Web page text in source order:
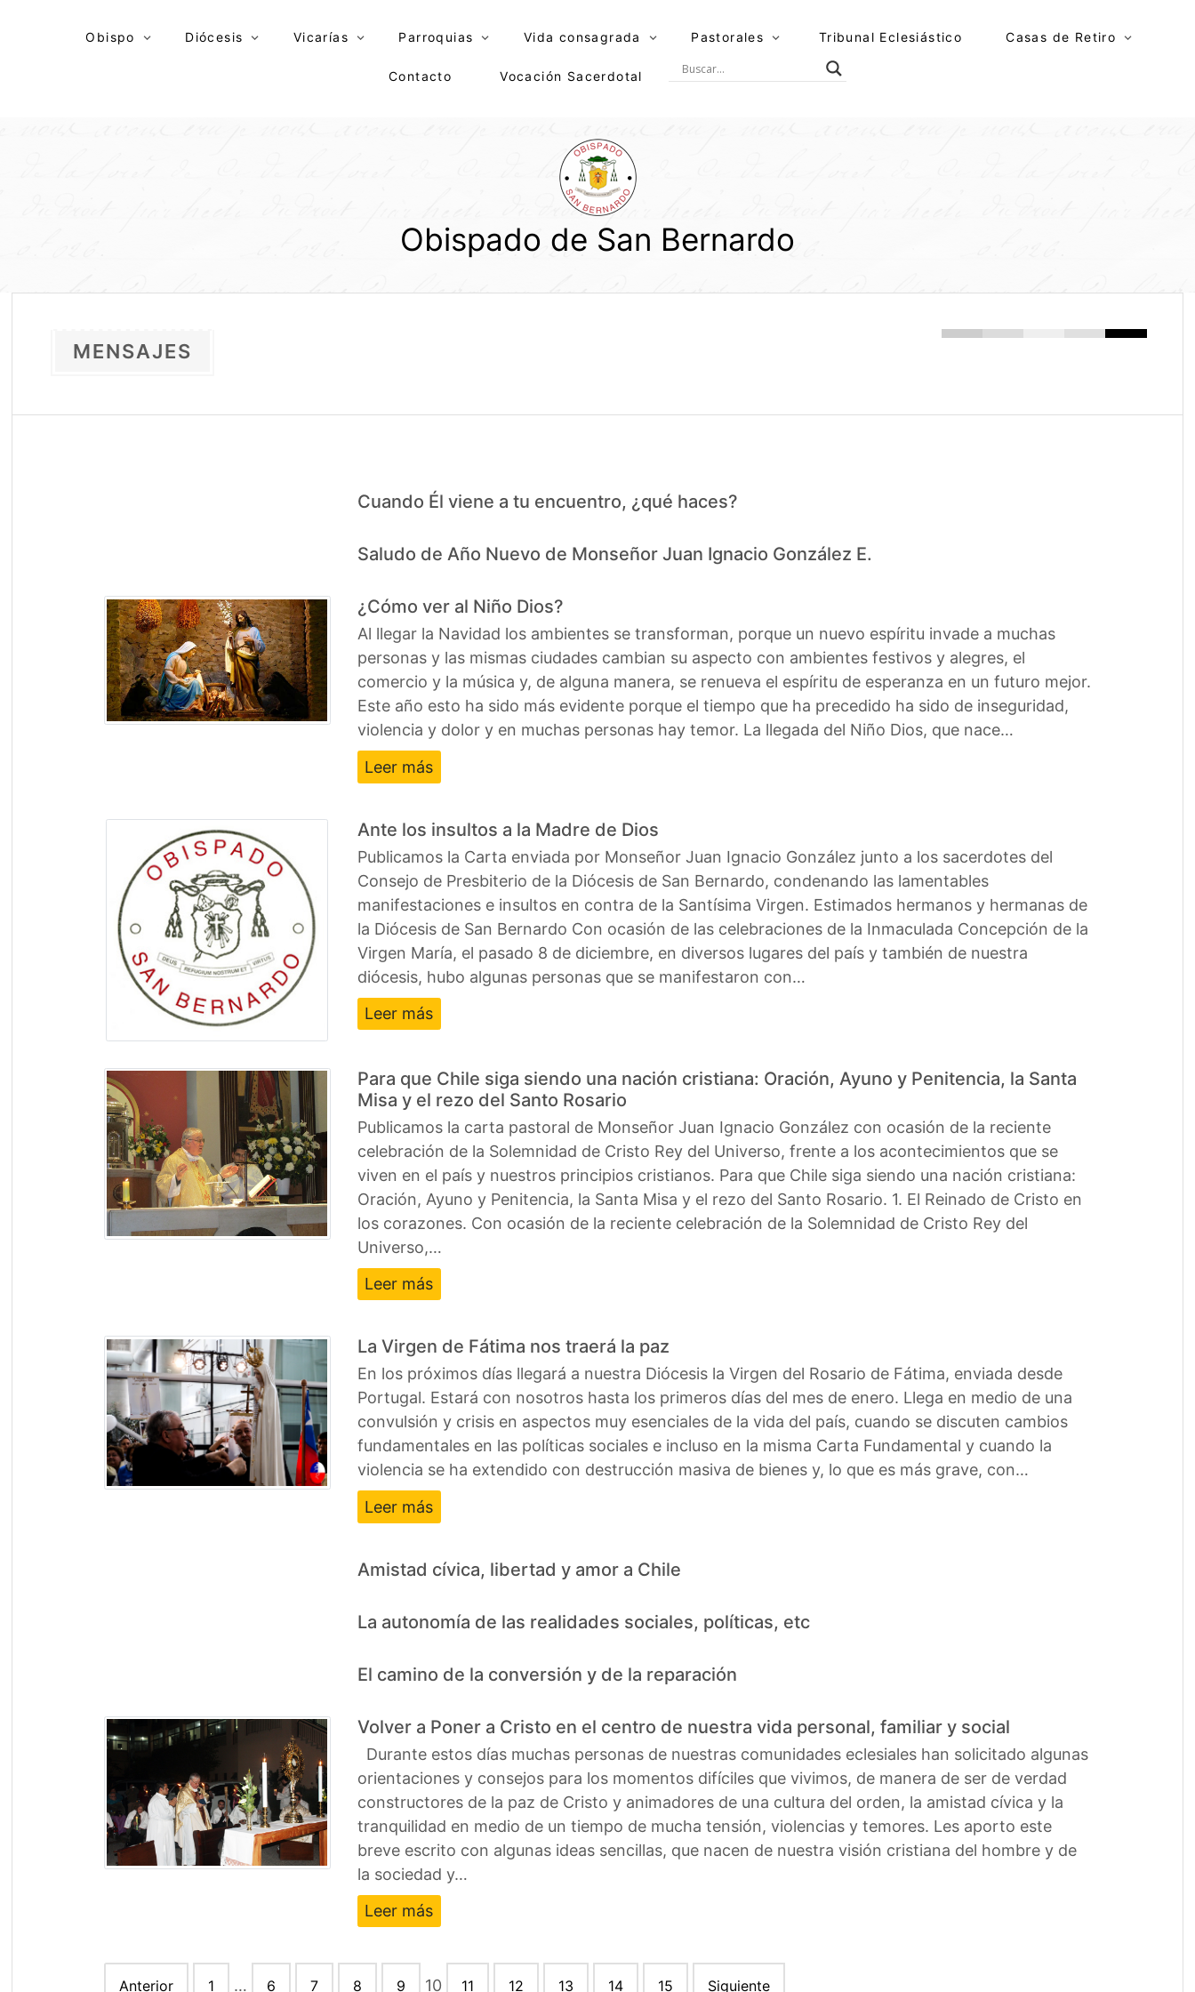
Obispo Diócesis Vicarías Parroquias Vida consagrada Pastorales Tribunal Eclesiástico Casas de Retiro
Contacto Vocación Sacerdotal
Obispado de San Bernardo
MENSAJES
Cuando Él viene a tu encuentro, ¿qué haces?
Saludo de Año Nuevo de Monseñor Juan Ignacio González E.
¿Cómo ver al Niño Dios?
Al llegar la Navidad los ambientes se transforman, porque un nuevo espíritu invade a muchas
personas y las mismas ciudades cambian su aspecto con ambientes festivos y alegres, el
comercio y la música y, de alguna manera, se renueva el espíritu de esperanza en un futuro mejor.
Este año esto ha sido más evidente porque el tiempo que ha precedido ha sido de inseguridad,
violencia y dolor y en muchas personas hay temor. La llegada del Niño Dios, que nace…
Leer más
Ante los insultos a la Madre de Dios
Publicamos la Carta enviada por Monseñor Juan Ignacio González junto a los sacerdotes del
Consejo de Presbiterio de la Diócesis de San Bernardo, condenando las lamentables
manifestaciones e insultos en contra de la Santísima Virgen. Estimados hermanos y hermanas de
la Diócesis de San Bernardo Con ocasión de las celebraciones de la Inmaculada Concepción de la
Virgen María, el pasado 8 de diciembre, en diversos lugares del país y también de nuestra
diócesis, hubo algunas personas que se manifestaron con…
Leer más
Para que Chile siga siendo una nación cristiana: Oración, Ayuno y Penitencia, la Santa
Misa y el rezo del Santo Rosario
Publicamos la carta pastoral de Monseñor Juan Ignacio González con ocasión de la reciente
celebración de la Solemnidad de Cristo Rey del Universo, frente a los acontecimientos que se
viven en el país y nuestros principios cristianos. Para que Chile siga siendo una nación cristiana:
Oración, Ayuno y Penitencia, la Santa Misa y el rezo del Santo Rosario. 1. El Reinado de Cristo en
los corazones. Con ocasión de la reciente celebración de la Solemnidad de Cristo Rey del
Universo,…
Leer más
La Virgen de Fátima nos traerá la paz
En los próximos días llegará a nuestra Diócesis la Virgen del Rosario de Fátima, enviada desde
Portugal. Estará con nosotros hasta los primeros días del mes de enero. Llega en medio de una
convulsión y crisis en aspectos muy esenciales de la vida del país, cuando se discuten cambios
fundamentales en las políticas sociales e incluso en la misma Carta Fundamental y cuando la
violencia se ha extendido con destrucción masiva de bienes y, lo que es más grave, con…
Leer más
Amistad cívica, libertad y amor a Chile
La autonomía de las realidades sociales, políticas, etc
El camino de la conversión y de la reparación
Volver a Poner a Cristo en el centro de nuestra vida personal, familiar y social
Durante estos días muchas personas de nuestras comunidades eclesiales han solicitado algunas
orientaciones y consejos para los momentos difíciles que vivimos, de manera de ser de verdad
constructores de la paz de Cristo y animadores de una cultura del orden, la amistad cívica y la
tranquilidad en medio de un tiempo de mucha tensión, violencias y temores. Les aporto este
breve escrito con algunas ideas sencillas, que nacen de nuestra visión cristiana del hombre y de
la sociedad y…
Leer más
Anterior 1 … 6 7 8 9 10 11 12 13 14 15 Siguiente